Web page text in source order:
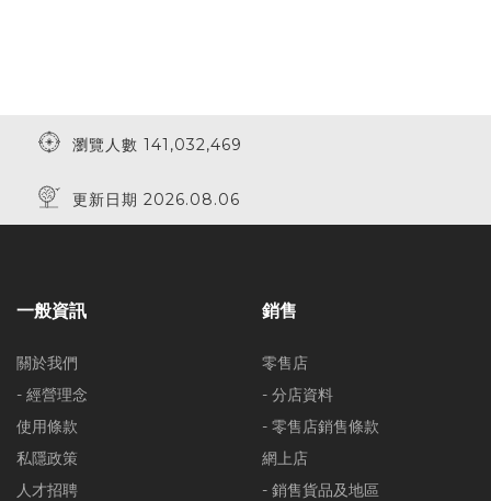
瀏覽人數 141,032,469
更新日期 2026.08.06
一般資訊
關於我們
- 經營理念
使用條款
私隱政策
人才招聘
銷售
零售店
- 分店資料
- 零售店銷售條款
網上店
- 銷售貨品及地區